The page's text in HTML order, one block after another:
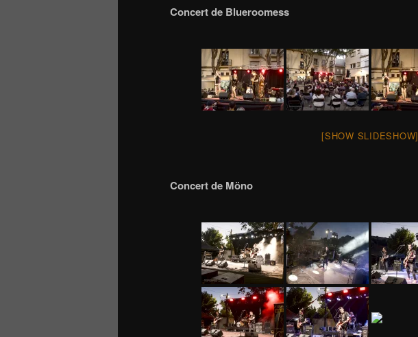
Concert de Blueroomess
[SHOW SLIDESHOW]
Concert de Möno